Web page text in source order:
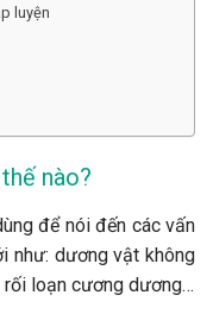
luyện
nào?
để nói đến các vấn
như: dương vật không
loạn cương dương…